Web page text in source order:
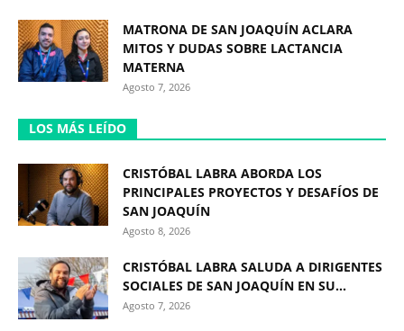
MATRONA DE SAN JOAQUÍN ACLARA
MITOS Y DUDAS SOBRE LACTANCIA
MATERNA
Agosto 7, 2026
LOS MÁS LEÍDO
CRISTÓBAL LABRA ABORDA LOS
PRINCIPALES PROYECTOS Y DESAFÍOS DE
SAN JOAQUÍN
Agosto 8, 2026
CRISTÓBAL LABRA SALUDA A DIRIGENTES
SOCIALES DE SAN JOAQUÍN EN SU...
Agosto 7, 2026